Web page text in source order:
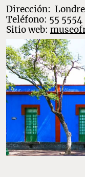
Dirección:
Teléfono: 55 5554
Sitio web: